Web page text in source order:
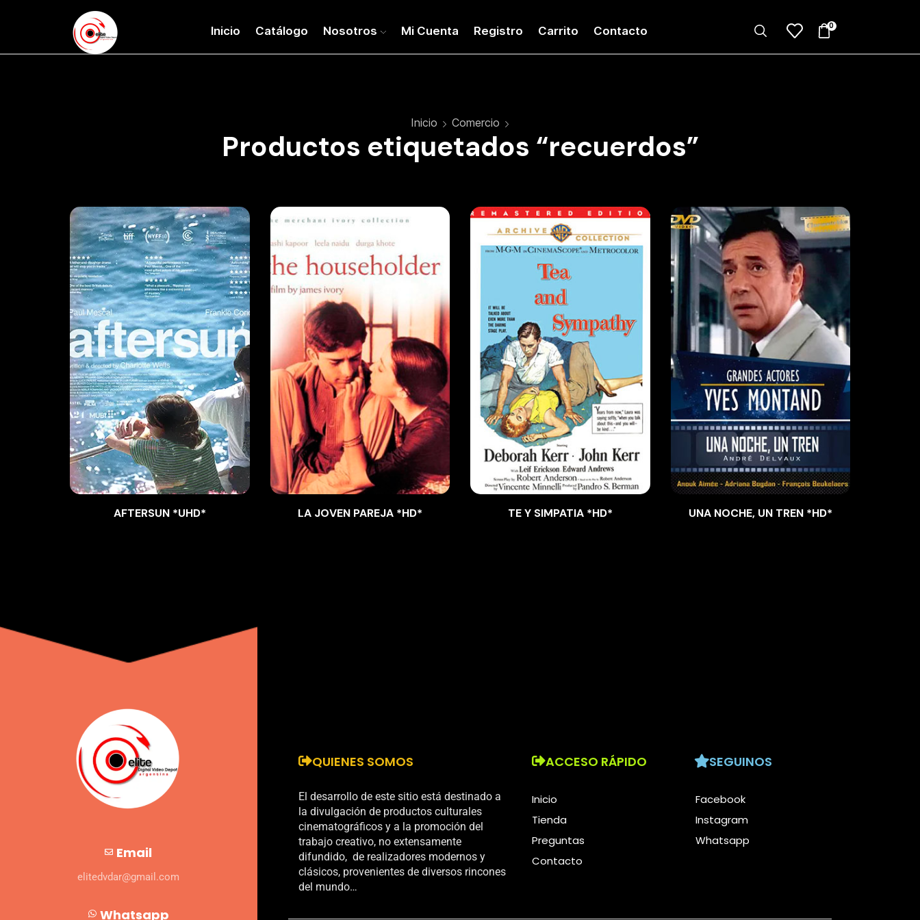
Inicio Catálogo Nosotros Mi Cuenta Registro Carrito Contacto 0
Inicio Comercio
Productos etiquetados “recuerdos”
AFTERSUN *UHD* LA JOVEN PAREJA *HD* TE Y SIMPATIA *HD* UNA NOCHE, UN TREN *HD*
Email
elitedvdar@gmail.com
Whatsapp
QUIENES SOMOS
El desarrollo de este sitio está destinado a
la divulgación de productos culturales
cinematográficos y a la promoción del
trabajo creativo, no extensamente
difundido, de realizadores modernos y
clásicos, provenientes de diversos rincones
del mundo…
ACCESO RÁPIDO
Inicio
Tienda
Preguntas
Contacto
SEGUINOS
Facebook
Instagram
Whatsapp